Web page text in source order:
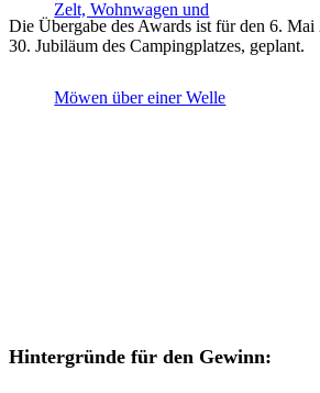
Die Übergabe des Awards ist für den 6.
30. Jubiläum des Campingplatzes, geplant.
Hintergründe für den Gewinn: